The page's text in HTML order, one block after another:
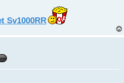
Sv1000RR